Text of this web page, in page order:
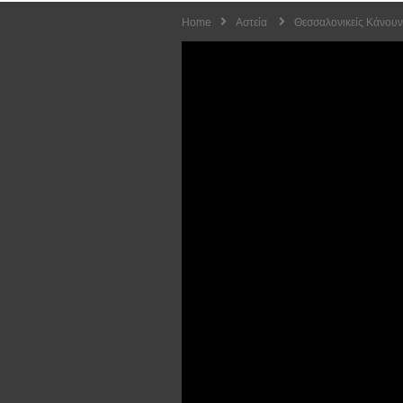
Home Αστεία Θεσσαλονικείς